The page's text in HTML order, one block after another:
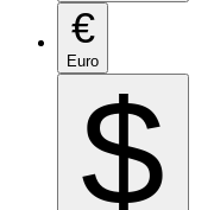
€
Euro
$